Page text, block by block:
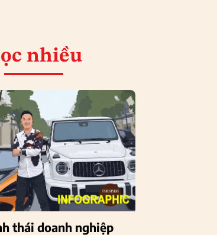
nhiều
thái doanh nghiệp